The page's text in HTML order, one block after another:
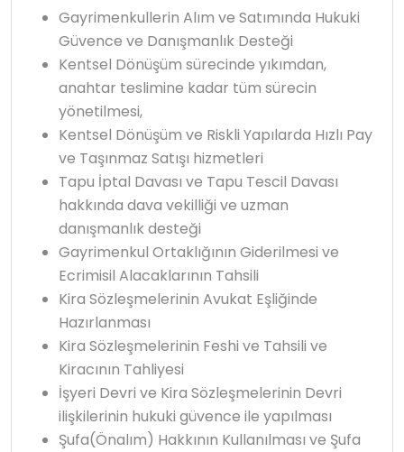
Gayrimenkullerin Alım ve Satımında Hukuki
Güvence ve Danışmanlık Desteği
Kentsel Dönüşüm sürecinde yıkımdan,
anahtar teslimine kadar tüm sürecin
yönetilmesi,
Kentsel Dönüşüm ve Riskli Yapılarda Hızlı Pay
ve Taşınmaz Satışı hizmetleri
Tapu İptal Davası ve Tapu Tescil Davası
hakkında dava vekilliği ve uzman
danışmanlık desteği
Gayrimenkul Ortaklığının Giderilmesi ve
Ecrimisil Alacaklarının Tahsili
Kira Sözleşmelerinin Avukat Eşliğinde
Hazırlanması
Kira Sözleşmelerinin Feshi ve Tahsili ve
Kiracının Tahliyesi
İşyeri Devri ve Kira Sözleşmelerinin Devri
ilişkilerinin hukuki güvence ile yapılması
Şufa(Önalım) Hakkının Kullanılması ve Şufa